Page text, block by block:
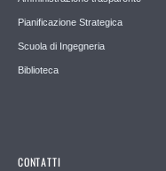
Pianificazione Strategica
Scuola di Ingegneria
Biblioteca
CONTATTI